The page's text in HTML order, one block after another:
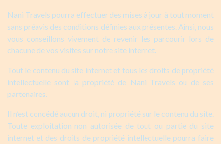
Nani Travels pourra effectuer des mises à jour à tout moment
sans préavis des conditions définies aux présentes. Ainsi, nous
vous conseillons vivement de revenir les parcourir lors de
chacune de vos visites sur notre site internet.
Tout le contenu du site internet et tous les droits de propriété
intellectuelle sont la propriété de Nani Travels ou de ses
partenaires.
Il n’est concédé aucun droit, ni propriété sur le contenu du site.
Toute exploitation non autorisée de tout ou partie du site
internet et des droits de propriété intellectuelle pourra faire